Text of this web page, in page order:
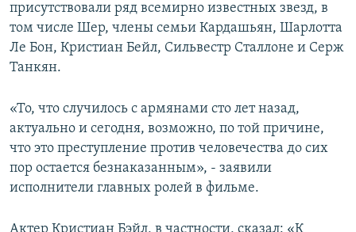
присутствовали ряд всемирно известных звезд, в
том числе Шер, члены семьи Кардашьян, Шарлотта
Ле Бон, Кристиан Бейл, Сильвестр Сталлоне и Серж
Танкян.
«То, что случилось с армянами сто лет назад,
актуально и сегодня, возможно, по той причине,
что это преступление против человечества до сих
пор остается безнаказанным», - заявили
исполнители главных ролей в фильме.